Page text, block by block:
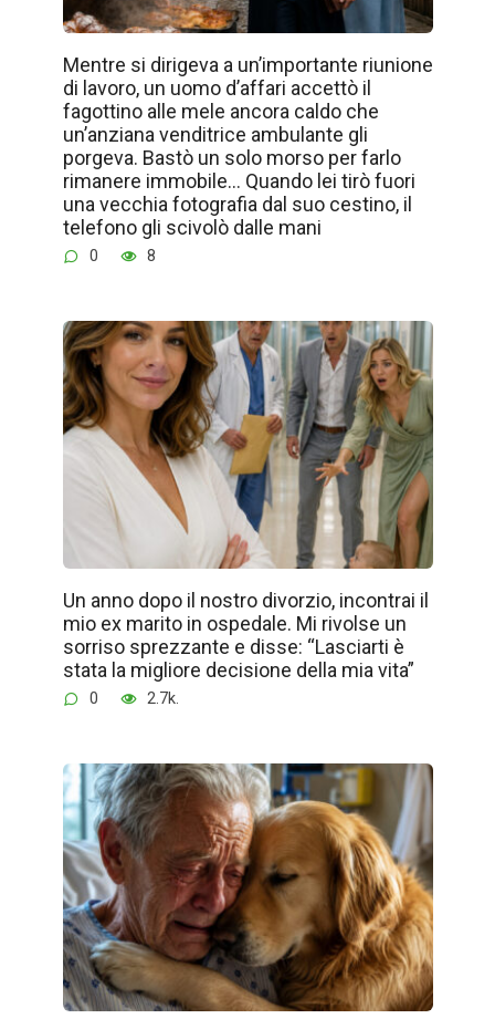
Mentre si dirigeva a un’importante riunione
di lavoro, un uomo d’affari accettò il
fagottino alle mele ancora caldo che
un’anziana venditrice ambulante gli
porgeva. Bastò un solo morso per farlo
rimanere immobile… Quando lei tirò fuori
una vecchia fotografia dal suo cestino, il
telefono gli scivolò dalle mani
0 8
Un anno dopo il nostro divorzio, incontrai il
mio ex marito in ospedale. Mi rivolse un
sorriso sprezzante e disse: “Lasciarti è
stata la migliore decisione della mia vita”
0 2.7k.